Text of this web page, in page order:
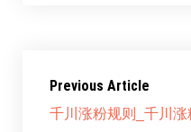
Previous Article
千川涨粉规则_千川